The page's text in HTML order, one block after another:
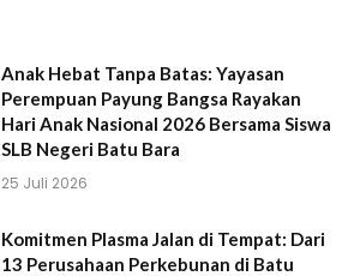
Anak Hebat Tanpa Batas: Yayasan
Perempuan Payung Bangsa Rayakan
Hari Anak Nasional 2026 Bersama Siswa
SLB Negeri Batu Bara
25 Juli 2026
Komitmen Plasma Jalan di Tempat: Dari
13 Perusahaan Perkebunan di Batu